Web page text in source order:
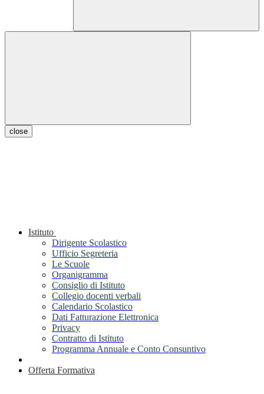
close
Istituto
Dirigente Scolastico
Ufficio Segreteria
Le Scuole
Organigramma
Consiglio di Istituto
Collegio docenti verbali
Calendario Scolastico
Dati Fatturazione Elettronica
Privacy
Contratto di Istituto
Programma Annuale e Conto Consuntivo
Offerta Formativa